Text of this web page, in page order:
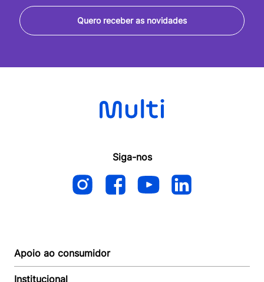
Quero receber as novidades
Siga-nos
Apoio ao consumidor
Autoatendimento
Institucional